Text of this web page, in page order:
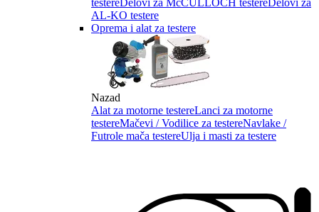
testereDelovi za McCULLOCH testereDelovi za
AL-KO testere
Oprema i alat za testere
Nazad
Alat za motorne testereLanci za motorne
testereMačevi / Vodilice za testereNavlake /
Futrole mača testereUlja i masti za testere